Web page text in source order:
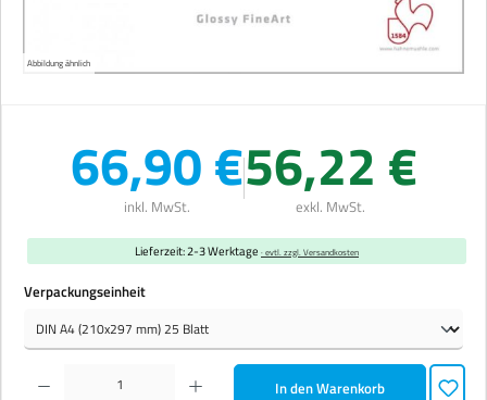
Abbildung ähnlich
66,90 €
inkl. MwSt.
56,22 €
exkl. MwSt.
Lieferzeit: 2-3 Werktage · evtl. zzgl. Versandkosten
Verpackungseinheitauswählen
Produkt Anzahl: Gib den gewünschten Wert ein oder benutze die Schaltflächen um die Anzahl zu
In den Warenkorb